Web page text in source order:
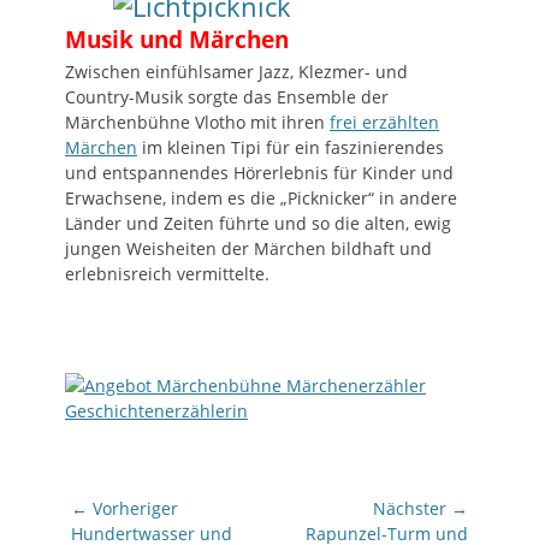
Musik und Märchen
Zwischen einfühlsamer Jazz, Klezmer- und
Country-Musik sorgte das Ensemble der
Märchenbühne Vlotho mit ihren frei erzählten
Märchen im kleinen Tipi für ein faszinierendes
und entspannendes Hörerlebnis für Kinder und
Erwachsene, indem es die „Picknicker“ in andere
Länder und Zeiten führte und so die alten, ewig
jungen Weisheiten der Märchen bildhaft und
erlebnisreich vermittelte.
Beitragsnavigation
← Vorheriger
Vorheriger
Hundertwasser und
Nächster →
Nächster
Rapunzel-Turm und